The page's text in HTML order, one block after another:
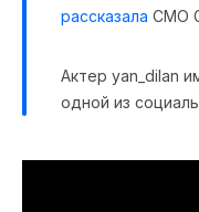
рассказала CMO
Актер yan_dilan
одной из